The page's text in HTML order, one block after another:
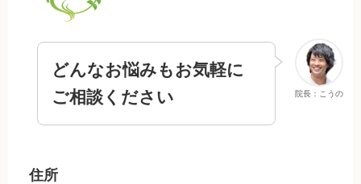
院長：こうの
どんなお悩みもお気軽に
ご相談ください
住所